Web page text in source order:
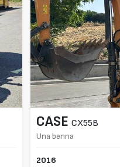
CASE CX55B
Una benna
2016